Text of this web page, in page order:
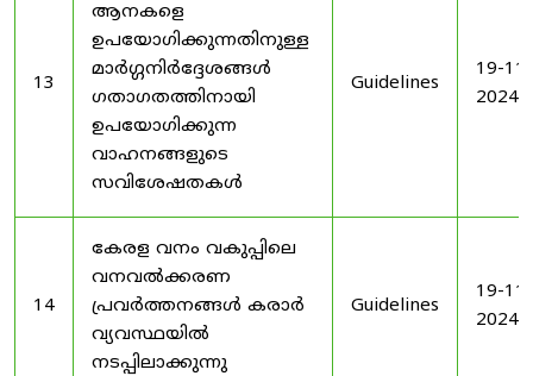
13
ആനകളെ
ഉപയോഗിക്കുന്നതിനുള്ള
മാർഗ്ഗനിർദ്ദേശങ്ങൾ
ഗതാഗതത്തിനായി
ഉപയോഗിക്കുന്ന
വാഹനങ്ങളുടെ
സവിശേഷതകൾ
Guidelines
19-11-
2024
14
കേരള വനം വകുപ്പിലെ
വനവൽക്കരണ
പ്രവർത്തനങ്ങൾ കരാർ
വ്യവസ്ഥയിൽ
നടപ്പിലാക്കുന്നു
Guidelines
19-11-
2024